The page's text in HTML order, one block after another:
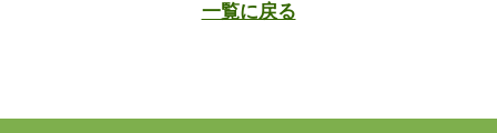
一覧に戻る